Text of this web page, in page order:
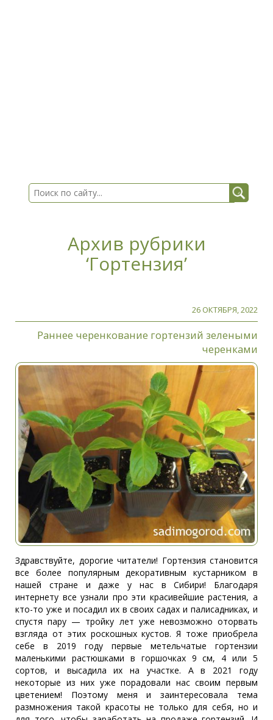
Архив рубрики
‘Гортензия’
26 ОКТЯБРЯ, 2022
Раннее черенкование гортензий зелеными
черенками
Здравствуйте, дорогие читатели! Гортензия становится
все более популярным декоративным кустарником в
нашей стране и даже у нас в Сибири! Благодаря
интернету все узнали про эти красивейшие растения, а
кто-то уже и посадил их в своих садах и палисадниках, и
спустя пару — тройку лет уже невозможно оторвать
взгляда от этих роскошных кустов. Я тоже приобрела
себе в 2019 году первые метельчатые гортензии
маленькими растюшками в горшочках 9 см, 4 или 5
сортов, и высадила их на участке. А в 2021 году
некоторые из них уже порадовали нас своим первым
цветением! Поэтому меня и заинтересовала тема
размножения такой красоты не только для себя, но и